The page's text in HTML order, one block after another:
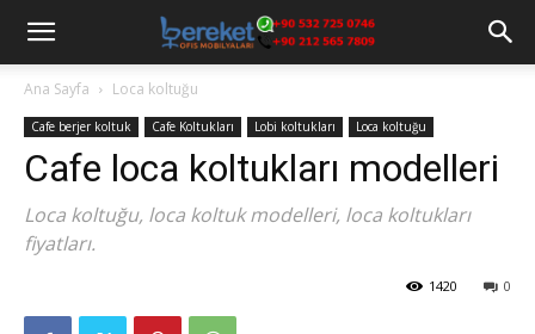
Ana Sayfa Loca koltuğu
Cafe berjer koltuk Cafe Koltukları Lobi koltukları Loca koltuğu
Cafe loca koltukları modelleri
Loca koltuğu, loca koltuk modelleri, loca koltukları
fiyatları.
0
1420